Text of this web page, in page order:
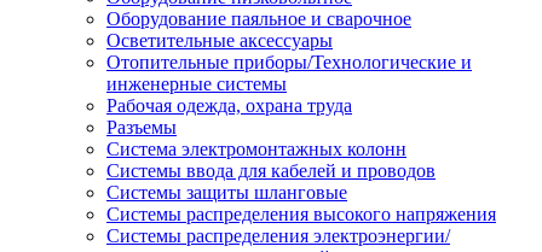
Оборудование паяльное и сварочное
Осветительные аксессуары
Отопительные приборы/Технологические и
инженерные системы
Рабочая одежда, охрана труда
Разъемы
Система электромонтажных колонн
Системы ввода для кабелей и проводов
Системы защиты шланговые
Системы распределения высокого напряжения
Системы распределения электроэнергии/